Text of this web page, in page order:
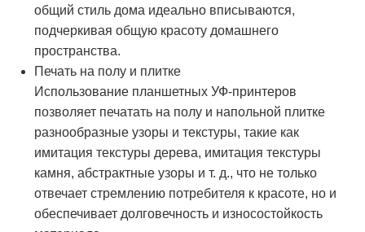
общий стиль дома идеально вписываются,
подчеркивая общую красоту домашнего
пространства.
Печать на полу и плитке
Использование планшетных УФ-принтеров
позволяет печатать на полу и напольной плитке
разнообразные узоры и текстуры, такие как
имитация текстуры дерева, имитация текстуры
камня, абстрактные узоры и т. д., что не только
отвечает стремлению потребителя к красоте, но и
обеспечивает долговечность и износостойкость